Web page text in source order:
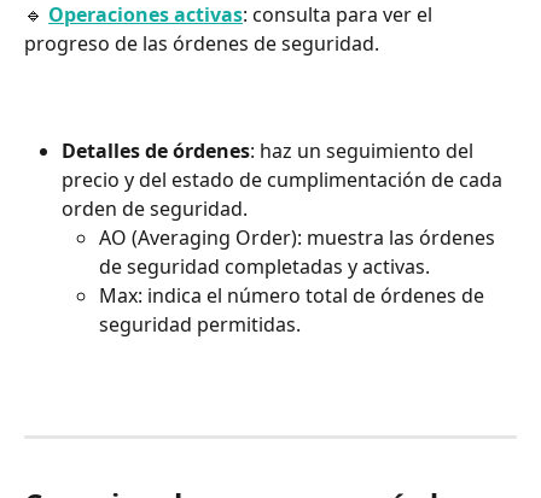
🔹 Operaciones activas: consulta para ver el
progreso de las órdenes de seguridad.
Detalles de órdenes: haz un seguimiento del
precio y del estado de cumplimentación de cada
orden de seguridad.
AO (Averaging Order): muestra las órdenes
de seguridad completadas y activas.
Max: indica el número total de órdenes de
seguridad permitidas.